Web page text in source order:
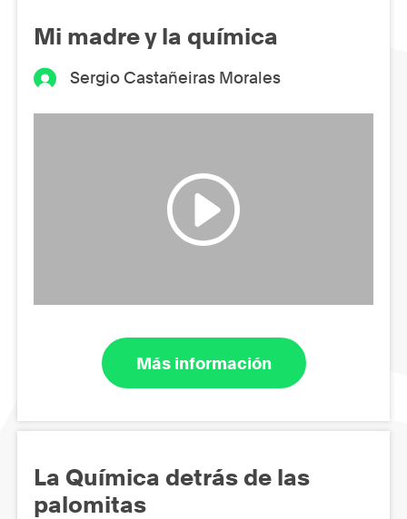
Mi madre y la química
Sergio Castañeiras Morales
Más información
La Química detrás de las
palomitas